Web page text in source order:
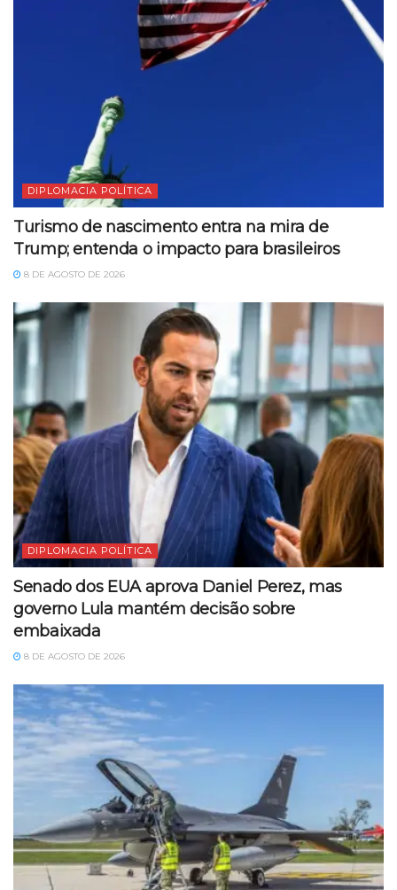
DIPLOMACIA POLÍTICA
Turismo de nascimento entra na mira de
Trump; entenda o impacto para brasileiros
8 DE AGOSTO DE 2026
DIPLOMACIA POLÍTICA
Senado dos EUA aprova Daniel Perez, mas
governo Lula mantém decisão sobre
embaixada
8 DE AGOSTO DE 2026